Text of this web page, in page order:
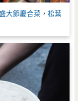
大節慶合菜，松葉